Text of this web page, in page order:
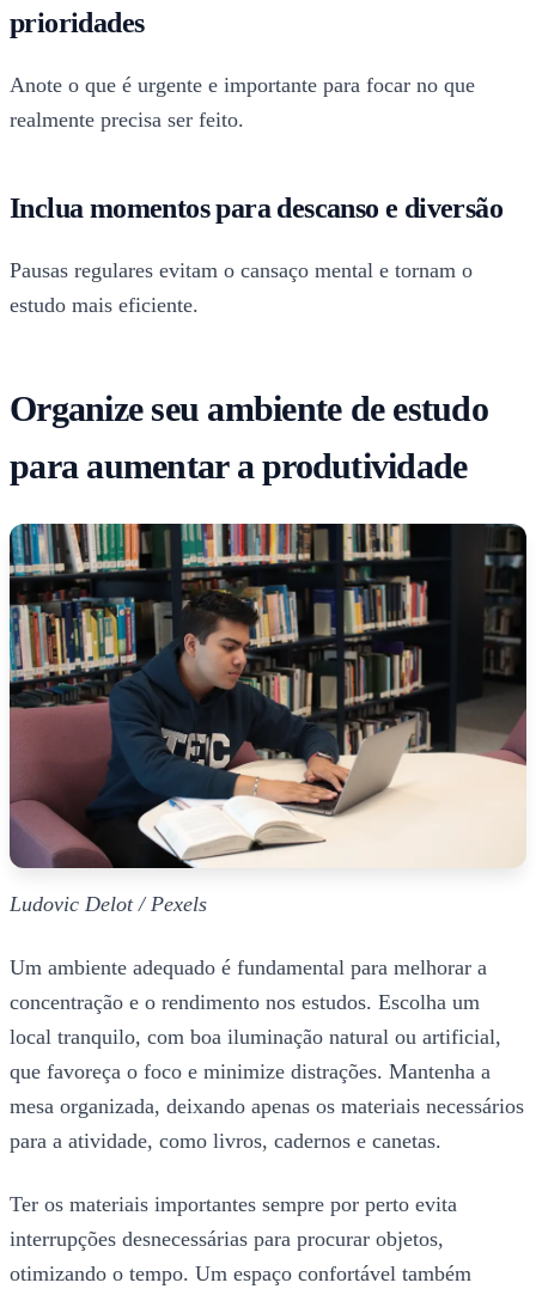
prioridades
Anote o que é urgente e importante para focar no que
realmente precisa ser feito.
Inclua momentos para descanso e diversão
Pausas regulares evitam o cansaço mental e tornam o
estudo mais eficiente.
Organize seu ambiente de estudo
para aumentar a produtividade
Ludovic Delot / Pexels
Um ambiente adequado é fundamental para melhorar a
concentração e o rendimento nos estudos. Escolha um
local tranquilo, com boa iluminação natural ou artificial,
que favoreça o foco e minimize distrações. Mantenha a
mesa organizada, deixando apenas os materiais necessários
para a atividade, como livros, cadernos e canetas.
Ter os materiais importantes sempre por perto evita
interrupções desnecessárias para procurar objetos,
otimizando o tempo. Um espaço confortável também